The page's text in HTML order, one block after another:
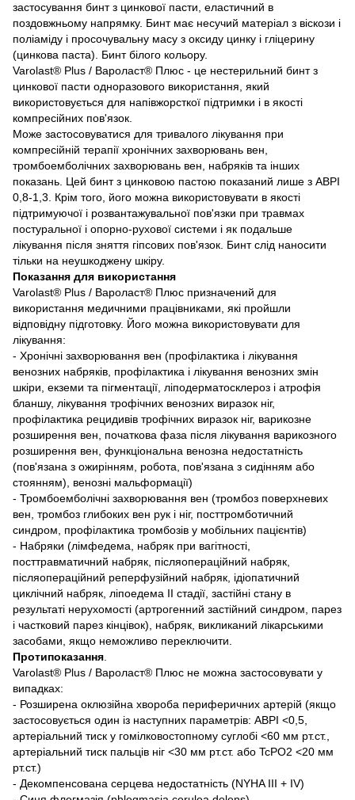
застосування бинт з цинкової пасти, еластичний в
поздовжньому напрямку. Бинт має несучий матеріал з віскози і
поліаміду і просочувальну масу з оксиду цинку і гліцерину
(цинкова паста). Бинт білого кольору.
Varolast® Plus / Вароласт® Плюс - це нестерильний бинт з
цинкової пасти одноразового використання, який
використовується для напівжорсткої підтримки і в якості
компресійних пов'язок.
Може застосовуватися для тривалого лікування при
компресійній терапії хронічних захворювань вен,
тромбоемболічних захворювань вен, набряків та інших
показань. Цей бинт з цинковою пастою показаний лише з ABPI
0,8-1,3. Крім того, його можна використовувати в якості
підтримуючої і розвантажувальної пов'язки при травмах
постуральної і опорно-рухової системи і як подальше
лікування після зняття гіпсових пов'язок. Бинт слід наносити
тільки на неушкоджену шкіру.
Показання для використання
Varolast® Plus / Вароласт® Плюс призначений для
використання медичними працівниками, які пройшли
відповідну підготовку. Його можна використовувати для
лікування:
- Хронічні захворювання вен (профілактика і лікування
венозних набряків, профілактика і лікування венозних змін
шкіри, екземи та пігментації, ліподерматосклероз і атрофія
бланшу, лікування трофічних венозних виразок ніг,
профілактика рецидивів трофічних виразок ніг, варикозне
розширення вен, початкова фаза після лікування варикозного
розширення вен, функціональна венозна недостатність
(пов'язана з ожирінням, робота, пов'язана з сидінням або
стоянням), венозні мальформації)
- Тромбоемболічні захворювання вен (тромбоз поверхневих
вен, тромбоз глибоких вен рук і ніг, посттромботичний
синдром, профілактика тромбозів у мобільних пацієнтів)
- Набряки (лімфедема, набряк при вагітності,
посттравматичний набряк, післяопераційний набряк,
післяопераційний реперфузійний набряк, ідіопатичний
циклічний набряк, ліпоедема II стадії, застійні стану в
результаті нерухомості (артрогенний застійний синдром, парез
і частковий парез кінцівок), набряк, викликаний лікарськими
засобами, якщо неможливо переключити.
Протипоказання
Varolast® Plus / Вароласт® Плюс не можна застосовувати у
випадках:
- Розширена оклюзійна хвороба периферичних артерій (якщо
застосовується один із наступних параметрів: ABPI <0,5,
артеріальний тиск у гомілковостопному суглобі <60 мм рт.ст.,
артеріальний тиск пальців ніг <30 мм рт.ст. або TcPO2 <20 мм
рт.ст.)
- Декомпенсована серцева недостатність (NYHA III + IV)